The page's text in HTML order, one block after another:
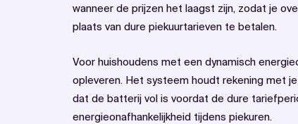
wanneer de prijzen het laagst zijn, zodat je
plaats van dure piekuurtarieven te betalen.
Voor huishoudens met een dynamisch
opleveren. Het systeem houdt rekening met je
dat de batterij vol is voordat de dure
energieonafhankelijkheid tijdens piekuren.